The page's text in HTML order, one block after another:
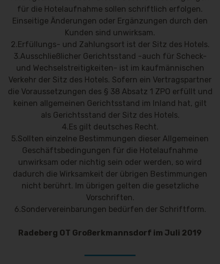
für die Hotelaufnahme sollen schriftlich erfolgen.
Einseitige Änderungen oder Ergänzungen durch den
Kunden sind unwirksam.
2.Erfüllungs- und Zahlungsort ist der Sitz des Hotels.
3.Ausschließlicher Gerichtsstand -auch für Scheck-
und Wechselstreitigkeiten- ist im kaufmännischen
Verkehr der Sitz des Hotels. Sofern ein Vertragspartner
die Voraussetzungen des § 38 Absatz 1 ZPO erfüllt und
keinen allgemeinen Gerichtsstand im Inland hat, gilt
als Gerichtsstand der Sitz des Hotels.
4.Es gilt deutsches Recht.
5.Sollten einzelne Bestimmungen dieser Allgemeinen
Geschäftsbedingungen für die Hotelaufnahme
unwirksam oder nichtig sein oder werden, so wird
dadurch die Wirksamkeit der übrigen Bestimmungen
nicht berührt. Im übrigen gelten die gesetzliche
Vorschriften.
6.Sondervereinbarungen bedürfen der Schriftform.
Radeberg OT Großerkmannsdorf im Juli 2019